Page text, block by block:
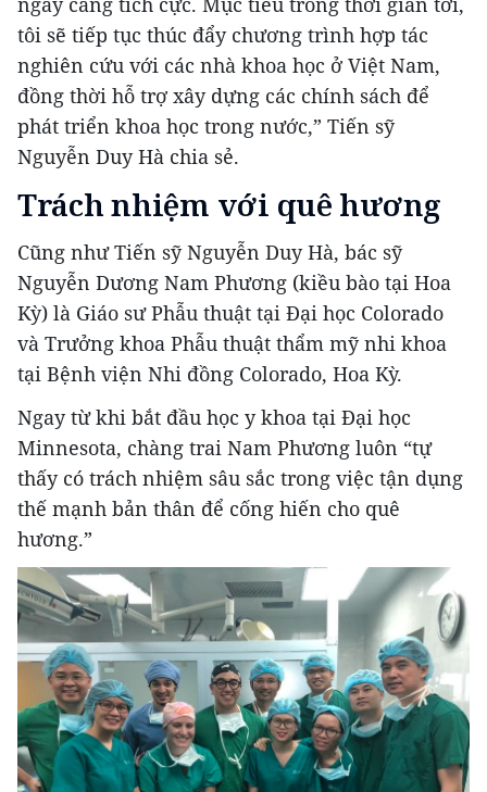
tôi sẽ tiếp tục thúc đẩy chương trình hợp tác
nghiên cứu với các nhà khoa học ở Việt Nam,
đồng thời hỗ trợ xây dựng các chính sách để
phát triển khoa học trong nước,” Tiến sỹ
Nguyễn Duy Hà chia sẻ.
Trách nhiệm với quê hương
Cũng như Tiến sỹ Nguyễn Duy Hà, bác sỹ
Nguyễn Dương Nam Phương (kiều bào tại Hoa
Kỳ) là Giáo sư Phẫu thuật tại Đại học Colorado
và Trưởng khoa Phẫu thuật thẩm mỹ nhi khoa
tại Bệnh viện Nhi đồng Colorado, Hoa Kỳ.
Ngay từ khi bắt đầu học y khoa tại Đại học
Minnesota, chàng trai Nam Phương luôn “tự
thấy có trách nhiệm sâu sắc trong việc tận dụng
thế mạnh bản thân để cống hiến cho quê
hương.”